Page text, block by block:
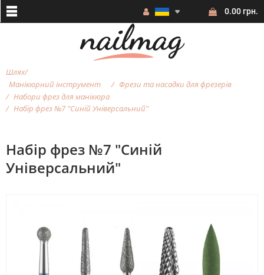
0.00 грн.
Шлях
Манікюрний інструмент
Фрези та насадки для фрезерiв
Набори фрез для манікюра
Набір фрез №7 "Синій Універсальний"
Набір фрез №7 "Синій
Універсальний"